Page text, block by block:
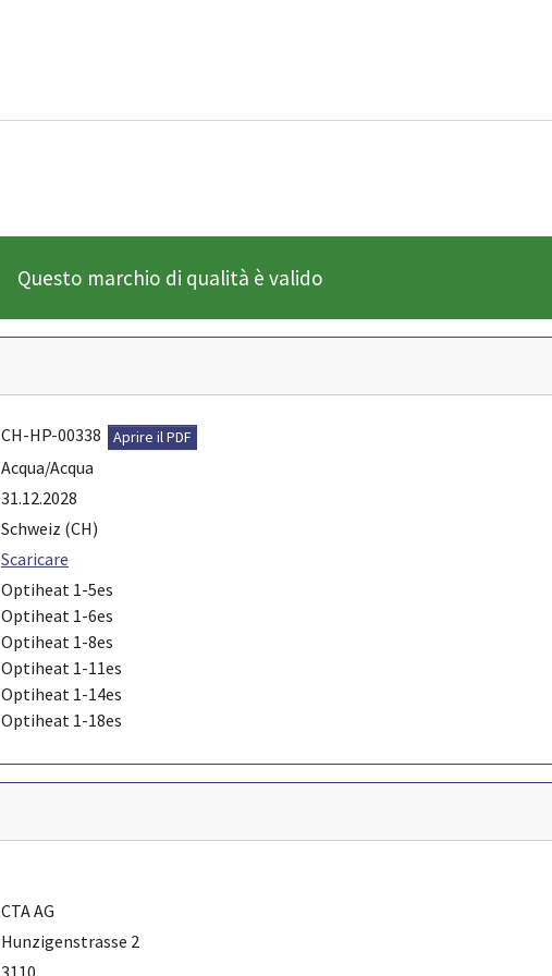
Questo marchio di qualità è valido
CH-HP-00338 Aprire il PDF
Acqua/Acqua
31.12.2028
Schweiz (CH)
Scaricare
Optiheat 1-5es
Optiheat 1-6es
Optiheat 1-8es
Optiheat 1-11es
Optiheat 1-14es
Optiheat 1-18es
CTA AG
Hunzigenstrasse 2
3110